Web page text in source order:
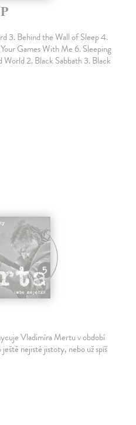
3. Behind the Wall of Sleep 4.
Games With Me 6. Sleeping
2. Black Sabbath 3. Black
Vladimíra Mertu v období
nejisté jistoty, nebo už spíš